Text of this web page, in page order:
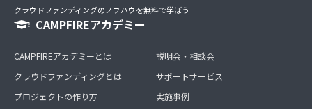
クラウドファンディングのノウハウを無料で学ぼう
CAMPFIREアカデミー
CAMPFIREアカデミーとは
クラウドファンディングとは
プロジェクトの作り方
説明会・相談会
サポートサービス
実施事例